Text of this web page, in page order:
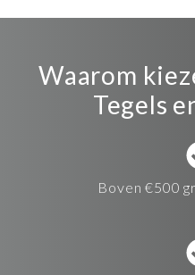
Waarom
Tegels
Boven €500